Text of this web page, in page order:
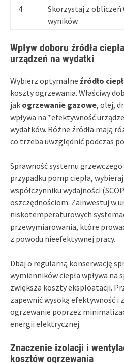
4
Skorzystaj z obliczeń
wyników.
Wpływ doboru źródła
urządzeń na wydatki
Wybierz optymalne źródło
koszty ogrzewania. Właściwy
jak ogrzewanie gazowe, olej,
wpływa na *efektywność
wydatków. Różne źródła mają
co trzeba uwzględnić podczas
Sprawność systemu
przypadku pomp ciepła,
współczynniku wydajności
oszczędnościom. Zainwestuj w
niskotemperaturowych
przewymiarowania, które
z powodu nieefektywnej pracy.
Dbaj o regularną konserwację
wymienników ciepła wpływa na
zwiększa koszty eksploatacji.
zapewnić wysoką efektywność i
ogrzewanie poprzez
energii elektrycznej.
Znaczenie izolacji i
kosztów ogrzewania